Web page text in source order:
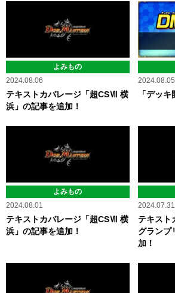
よみもの
2024.08.06
テキストカバレージ「超CSⅦ 横
浜」の記事を追加！
2024.08.05
「デッ
よみもの
2024.08.01
テキストカバレージ「超CSⅦ 横
浜」の記事を追加！
2024.07.31
テキスト
グランプ
加！